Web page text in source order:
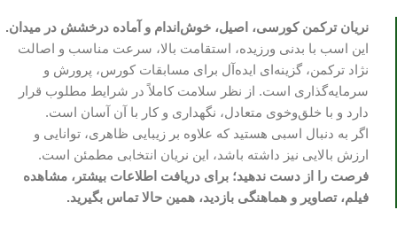
نریان ترکمن کورسی، اصیل، خوش‌اندام و آماده درخشش در میدان.
این اسب با بدنی ورزیده، استقامت بالا، سرعت مناسب و اصالت
نژاد ترکمن، گزینه‌ای ایده‌آل برای مسابقات کورس، پرورش و
سرمایه‌گذاری است. از نظر سلامت کاملاً در شرایط مطلوب قرار
دارد و با خلق‌وخوی متعادل، نگهداری و کار با آن آسان است.
اگر به دنبال اسبی هستید که علاوه بر زیبایی ظاهری، توانایی و
ارزش بالایی نیز داشته باشد، این نریان انتخابی مطمئن است.
فرصت را از دست ندهید؛ برای دریافت اطلاعات بیشتر، مشاهده
فیلم، تصاویر و هماهنگی بازدید، همین حالا تماس بگیرید.